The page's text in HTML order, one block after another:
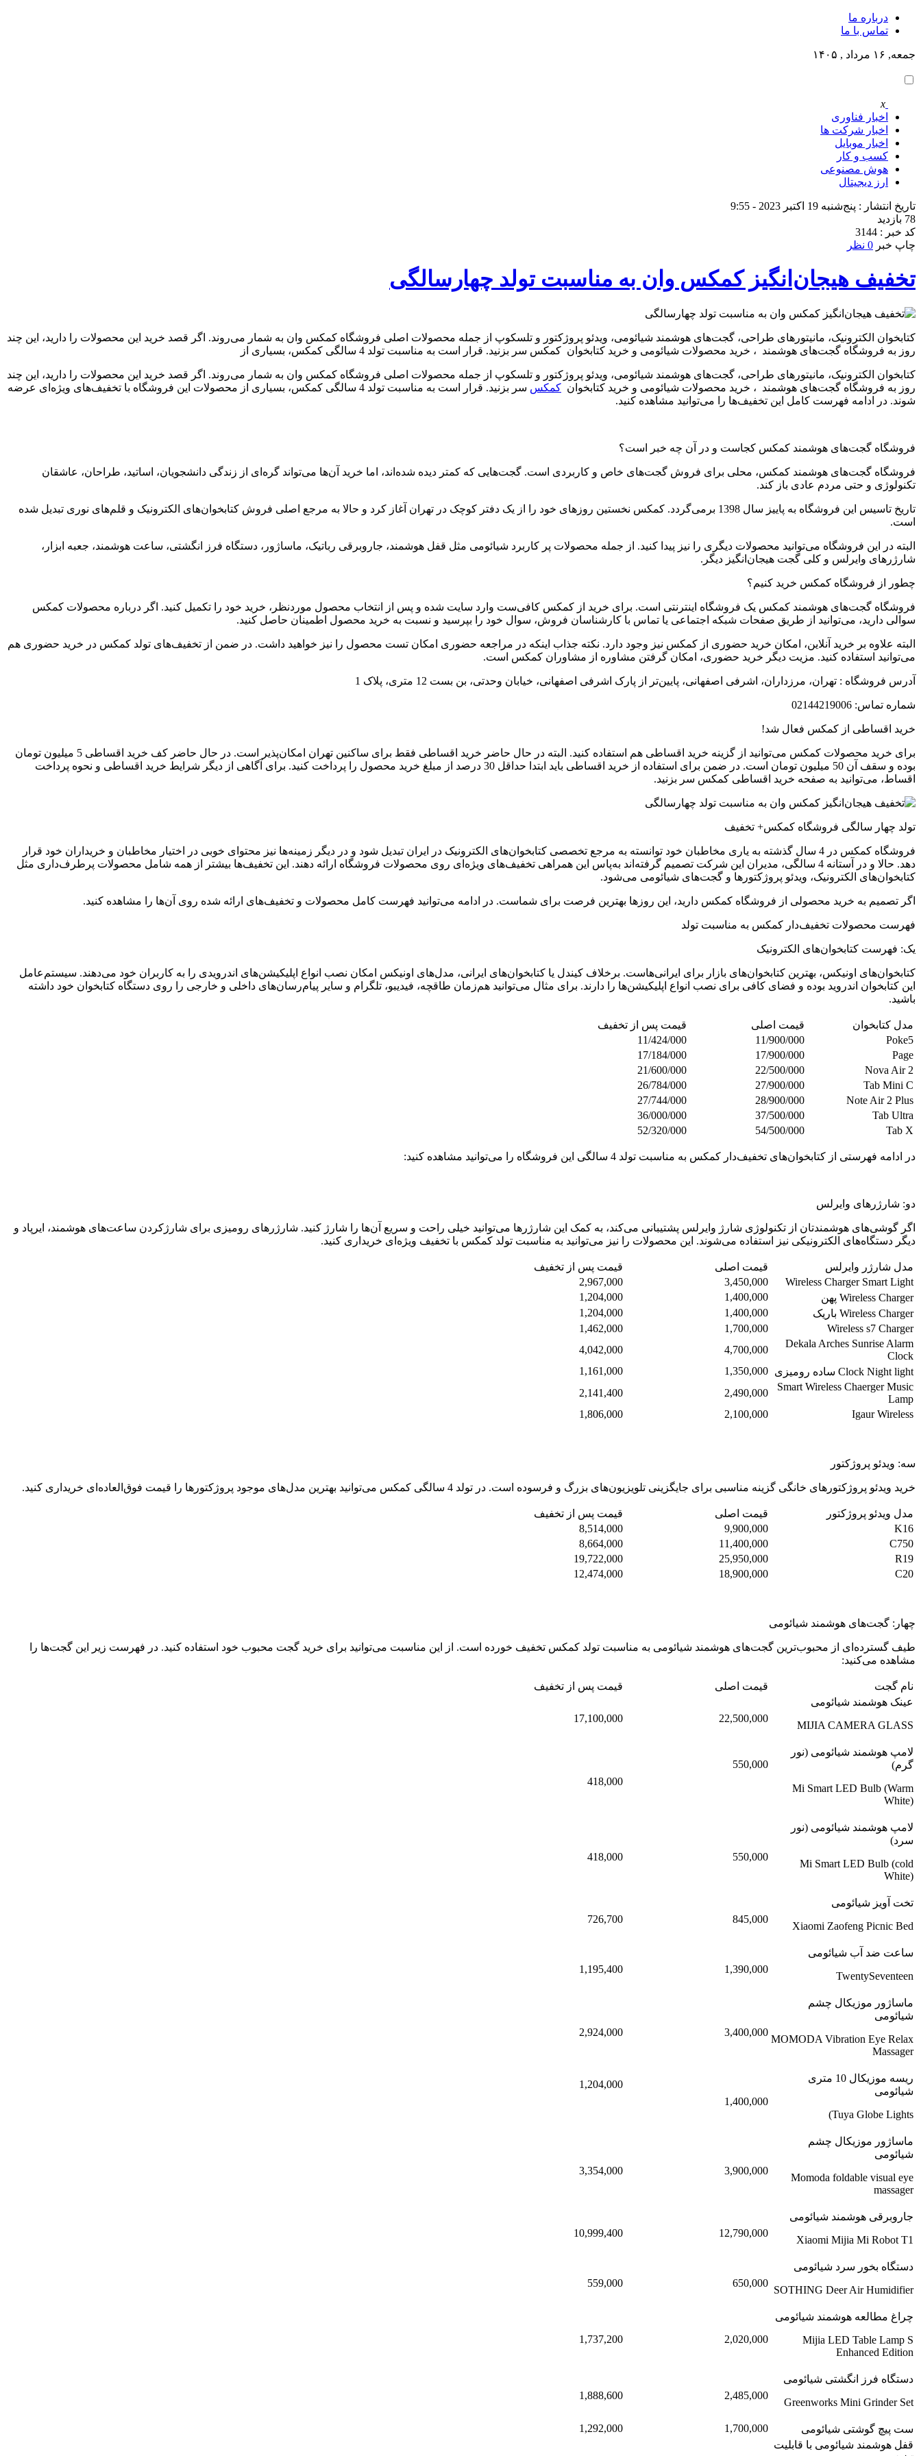
درباره ما
تماس با ما
جمعه, ۱۶ مرداد , ۱۴۰۵
x
اخبار فناوری
اخبار شرکت ها
اخبار موبایل
کسب و کار
هوش مصنوعی
ارز دیجیتال
تاریخ انتشار : پنج‌شنبه 19 اکتبر 2023 - 9:55
78 بازدید
کد خبر : 3144
چاپ خبر 0 نظر
تخفیف هیجان‌انگیز کمکس وان به مناسبت تولد چهارسالگی
کتابخوان الکترونیک، مانیتورهای طراحی، گجت‌های هوشمند شیائومی، ویدئو پروژکتور و تلسکوپ از جمله محصولات اصلی فروشگاه کمکس وان به شمار می‌روند. اگر قصد خرید این محصولات را دارید، این چند
روز به فروشگاه گجت‌های هوشمند ، خرید محصولات شیائومی و خرید کتابخوان کمکس سر بزنید. قرار است به مناسبت تولد 4 سالگی کمکس، بسیاری از
کتابخوان الکترونیک، مانیتورهای طراحی، گجت‌های هوشمند شیائومی، ویدئو پروژکتور و تلسکوپ از جمله محصولات اصلی فروشگاه کمکس وان به شمار می‌روند. اگر قصد خرید این محصولات را دارید، این چند
روز به فروشگاه گجت‌های هوشمند ، خرید محصولات شیائومی و خرید کتابخوان کمکس
سر بزنید. قرار است به مناسبت تولد 4 سالگی کمکس، بسیاری از محصولات این فروشگاه با تخفیف‌های ویژه‌ای عرضه
شوند. در ادامه فهرست کامل این تخفیف‌ها را می‌توانید مشاهده کنید.
فروشگاه گجت‌های هوشمند کمکس کجاست و در آن چه خبر است؟
فروشگاه گجت‌های هوشمند کمکس، محلی برای فروش گجت‌های خاص و کاربردی است. گجت‌هایی که کمتر دیده شده‌اند، اما خرید آن‌ها می‌تواند گره‌ای از زندگی دانشجویان، اساتید، طراحان، عاشقان
تکنولوژی و حتی مردم عادی باز کند.
تاریخ تاسیس این فروشگاه به پاییز سال 1398 برمی‌گردد. کمکس نخستین روزهای خود را از یک دفتر کوچک در تهران آغاز کرد و حالا به مرجع اصلی فروش کتابخوان‌های الکترونیک و قلم‌های نوری تبدیل شده
است.
البته در این فروشگاه می‌توانید محصولات دیگری را نیز پیدا کنید. از جمله محصولات پر کاربرد شیائومی مثل قفل هوشمند، جاروبرقی رباتیک، ماساژور، دستگاه فرز انگشتی، ساعت هوشمند، جعبه ابزار،
شارژرهای وایرلس و کلی گجت هیجان‌انگیز دیگر.
چطور از فروشگاه کمکس خرید کنیم؟
فروشگاه گجت‌های هوشمند کمکس یک فروشگاه اینترنتی است. برای خرید از کمکس کافی‌ست وارد سایت شده و پس از انتخاب محصول موردنظر، خرید خود را تکمیل کنید. اگر درباره محصولات کمکس
سوالی دارید، می‌توانید از طریق صفحات شبکه اجتماعی یا تماس با کارشناسان فروش، سوال خود را بپرسید و نسبت به خرید محصول اطمینان حاصل کنید.
البته علاوه بر خرید آنلاین، امکان خرید حضوری از کمکس نیز وجود دارد. نکته جذاب اینکه در مراجعه حضوری امکان تست محصول را نیز خواهید داشت. در ضمن از تخفیف‌های تولد کمکس در خرید حضوری هم
می‌توانید استفاده کنید. مزیت دیگر خرید حضوری، امکان گرفتن مشاوره از مشاوران کمکس است.
آدرس فروشگاه : تهران، مرزداران، اشرفی اصفهانی، پایین‌تر از پارک اشرفی اصفهانی، خیابان وحدتی، بن بست 12 متری، پلاک 1
شماره تماس: 02144219006
خرید اقساطی از کمکس فعال شد!
برای خرید محصولات کمکس می‌توانید از گزینه خرید اقساطی هم استفاده کنید. البته در حال حاضر خرید اقساطی فقط برای ساکنین تهران امکان‌پذیر است. در حال حاضر کف خرید اقساطی 5 میلیون تومان
بوده و سقف آن 50 میلیون تومان است. در ضمن برای استفاده از خرید اقساطی باید ابتدا حداقل 30 درصد از مبلغ خرید محصول را پرداخت کنید. برای آگاهی از دیگر شرایط خرید اقساطی و نحوه پرداخت
اقساط، می‌توانید به صفحه خرید اقساطی کمکس سر بزنید.
تولد چهار سالگی فروشگاه کمکس+ تخفیف
فروشگاه کمکس در 4 سال گذشته به یاری مخاطبان خود توانسته به مرجع تخصصی کتابخوان‌های الکترونیک در ایران تبدیل شود و در دیگر زمینه‌ها نیز محتوای خوبی در اختیار مخاطبان و خریداران خود قرار
دهد. حالا و در آستانه 4 سالگی، مدیران این شرکت تصمیم گرفته‌اند به‌پاس این همراهی تخفیف‌های ویژه‌ای روی محصولات فروشگاه ارائه دهند. این تخفیف‌ها بیشتر از همه شامل محصولات پرطرف‌داری مثل
کتابخوان‌های الکترونیک، ویدئو پروژکتورها و گجت‌های شیائومی می‌شود.
اگر تصمیم به خرید محصولی از فروشگاه کمکس دارید، این روزها بهترین فرصت برای شماست. در ادامه می‌توانید فهرست کامل محصولات و تخفیف‌های ارائه شده روی آن‌ها را مشاهده کنید.
فهرست محصولات تخفیف‌دار کمکس به مناسبت تولد
یک: فهرست کتابخوان‌های الکترونیک
کتابخوان‌های اونیکس، بهترین کتابخوان‌‌های بازار برای ایرانی‌هاست. برخلاف کیندل یا کتابخوان‌های ایرانی، مدل‌های اونیکس امکان نصب انواع اپلیکیشن‌های اندرویدی را به کاربران خود می‌دهند. سیستم‌عامل
این کتابخوان اندروید بوده و فضای کافی برای نصب انواع اپلیکیشن‌ها را دارند. برای مثال می‌توانید هم‌زمان طاقچه، فیدیبو، تلگرام و سایر پیام‌رسان‌های داخلی و خارجی را روی دستگاه کتابخوان خود داشته
باشید.
مدل کتابخوان قیمت اصلی
قیمت پس از تخفیف
Poke5
11/900/000
11/424/000
Page
17/900/000
17/184/000
Nova Air 2
22/500/000
21/600/000
Tab Mini C
27/900/000
26/784/000
Note Air 2 Plus
28/900/000
27/744/000
Tab Ultra
37/500/000
36/000/000
Tab X
54/500/000
52/320/000
در ادامه فهرستی از کتابخوان‌های تخفیف‌دار کمکس به مناسبت تولد 4 سالگی این فروشگاه را می‌توانید مشاهده کنید:
دو: شارژرهای وایرلس
اگر گوشی‌های هوشمندتان از تکنولوژی شارژ وایرلس پشتیبانی می‌کند، به کمک این شارژرها می‌توانید خیلی راحت و سریع آن‌ها را شارژ کنید. شارژرهای رومیزی برای شارژکردن ساعت‌های هوشمند، ایرپاد و
دیگر دستگاه‌های الکترونیکی نیز استفاده می‌شوند. این محصولات را نیز می‌توانید به مناسبت تولد کمکس با تخفیف ویژه‌ای خریداری کنید.
مدل شارژر وایرلس قیمت اصلی
قیمت پس از تخفیف
Wireless Charger Smart Light
3,450,000
2,967,000
Wireless Charger پهن
1,400,000
1,204,000
Wireless Charger باریک
1,400,000
1,204,000
Wireless s7 Charger
1,700,000
1,462,000
Dekala Arches Sunrise Alarm
Clock
4,700,000
4,042,000
Clock Night light ساده رومیزی
1,350,000
1,161,000
Smart Wireless Chaerger Music
Lamp
2,490,000
2,141,400
Igaur Wireless
2,100,000
1,806,000
سه: ویدئو پروژکتور
خرید ویدئو پروژکتورهای خانگی گزینه مناسبی برای جایگزینی تلویزیون‌های بزرگ و فرسوده است. در تولد 4 سالگی کمکس می‌توانید بهترین مدل‌های موجود پروژکتورها را قیمت فوق‌العاده‌ای خریداری کنید.
مدل ویدئو پروژکتور قیمت اصلی
قیمت پس از تخفیف
K16
9,900,000
8,514,000
C750
11,400,000
8,664,000
R19
25,950,000
19,722,000
C20
18,900,000
12,474,000
چهار: گجت‌های هوشمند شیائومی
طیف گسترده‌ای از محبوب‌ترین گجت‌های هوشمند شیائومی به مناسبت تولد کمکس تخفیف خورده است. از این مناسبت می‌توانید برای خرید گجت محبوب خود استفاده کنید. در فهرست زیر این گجت‌ها را
مشاهده می‌کنید:
نام گجت قیمت اصلی
قیمت پس از تخفیف
عینک هوشمند شیائومی
MIJIA CAMERA GLASS
22,500,000
17,100,000
لامپ هوشمند شیائومی (نور
گرم)
Mi Smart LED Bulb (Warm
White)
550,000
418,000
لامپ هوشمند شیائومی (نور
سرد)
Mi Smart LED Bulb (cold
White)
550,000
418,000
تخت آویز شیائومی
Xiaomi Zaofeng Picnic Bed
845,000
726,700
ساعت ضد آب شیائومی
TwentySeventeen
1,390,000
1,195,400
ماساژور موزیکال چشم
شیائومی
MOMODA Vibration Eye Relax
Massager
3,400,000
2,924,000
ریسه موزیکال 10 متری
شیائومی
Tuya Globe Lights)
1,400,000
1,204,000
ماساژور موزیکال چشم
شیائومی
Momoda foldable visual eye
massager
3,900,000
3,354,000
جاروبرقی هوشمند شیائومی
Xiaomi Mijia Mi Robot T1
12,790,000
10,999,400
دستگاه بخور سرد شیائومی
SOTHING Deer Air Humidifier
650,000
559,000
چراغ مطالعه هوشمند شیائومی
Mijia LED Table Lamp S
Enhanced Edition
2,020,000
1,737,200
دستگاه فرز انگشتی شیائومی
Greenworks Mini Grinder Set
2,485,000
1,888,600
ست پیچ گوشتی شیائومی 1,700,000
1,292,000
قفل هوشمند شیائومی با قابلیت